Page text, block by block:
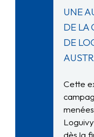
UNE
DE LA
DE
Cette
dès la